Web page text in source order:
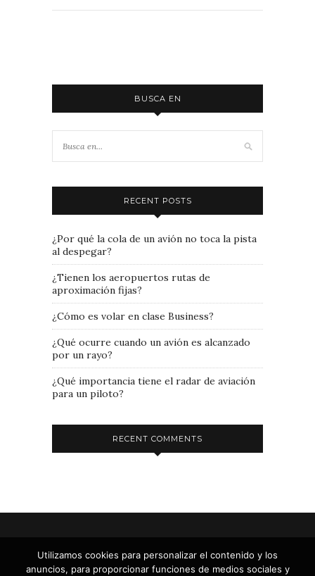
BUSCA EN
RECENT POSTS
¿Por qué la cola de un avión no toca la pista
al despegar?
¿Tienen los aeropuertos rutas de
aproximación fijas?
¿Cómo es volar en clase Business?
¿Qué ocurre cuando un avión es alcanzado
por un rayo?
¿Qué importancia tiene el radar de aviación
para un piloto?
RECENT COMMENTS
Utilizamos cookies para personalizar el contenido y los
anuncios, para proporcionar funciones de medios sociales y